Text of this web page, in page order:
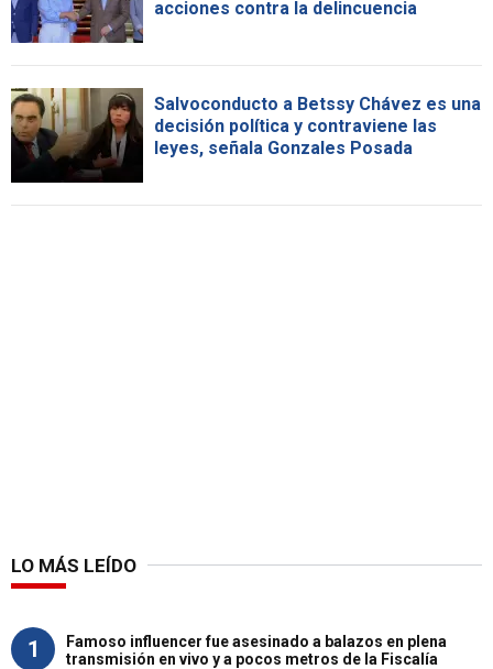
acciones contra la delincuencia
Salvoconducto a Betssy Chávez es una
decisión política y contraviene las
leyes, señala Gonzales Posada
LO MÁS LEÍDO
1
Famoso influencer fue asesinado a balazos en plena
transmisión en vivo y a pocos metros de la Fiscalía